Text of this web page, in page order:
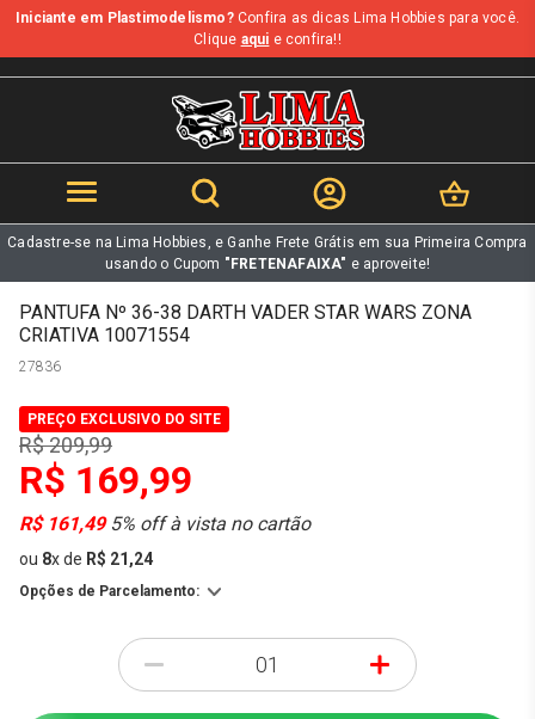
b
Iniciante em Plastimodelismo?Confira as dicas Lima Hobbies para você.
Clique aqui e confira!!
Cadastre-se na Lima Hobbies, e Ganhe Frete Grátis em sua Primeira Compra
usando o Cupom "FRETENAFAIXA" e aproveite!
PANTUFA Nº 36-38 DARTH VADER STAR WARS ZONA
CRIATIVA 10071554
27836
PREÇO EXCLUSIVO DO SITE
R$ 209,99
R$ 169,99
R$ 161,495% off à vista no cartão
ou 8xde R$ 21,24
Opções de Parcelamento:
- +